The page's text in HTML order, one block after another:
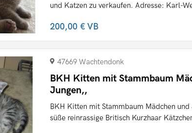
und Katzen zu verkaufen. Adresse: Karl-
200,00 €VB
47669 Wachtendonk
BKH Kitten mit Stammbaum
Jungen,,
BKH Kitten mit Stammbaum Mädchen
süße reinrassige Britisch Kurzhaar